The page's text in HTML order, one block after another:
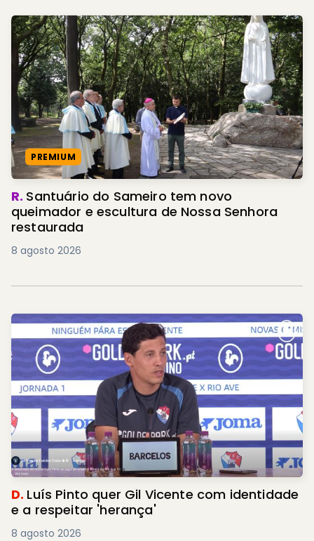
PREMIUM
R. Santuário do Sameiro tem novo
queimador e escultura de Nossa Senhora
restaurada
8 agosto 2026
D. Luís Pinto quer Gil Vicente com identidade
e a respeitar 'herança'
8 agosto 2026